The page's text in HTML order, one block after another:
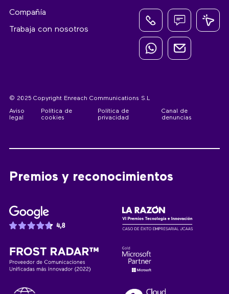
Compañía
Trabaja con nosotros
© 2025 Copyright Enreach Communications S.L
Aviso
legal
Política de
cookies
Política de
privacidad
Canal de
denuncias
Premios y reconocimientos